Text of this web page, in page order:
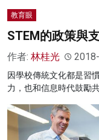
教育眼
STEM的政策與
作者: 林桂光
因學校傳統文化都是習
力，也和信息時代鼓勵